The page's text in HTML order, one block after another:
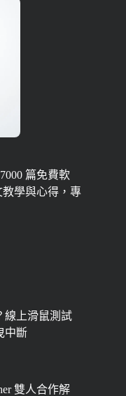
篇免費軟
學與心得，專
線上滑鼠測試
中斷
雙人合作解